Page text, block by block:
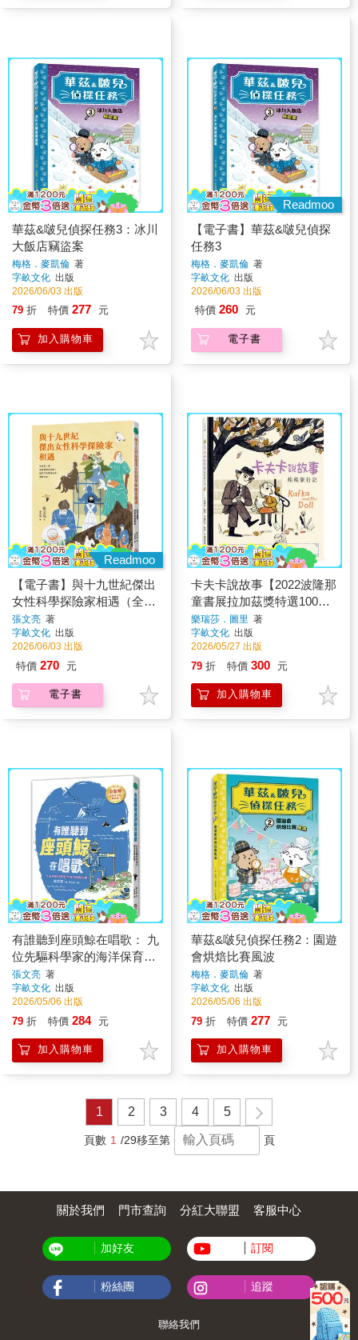
華茲&啵兒偵探任務3：冰川
大飯店竊盜案
梅格．麥凱倫 著
字畝文化 出版
2026/06/03 出版
79 折 特價 277 元
加入購物車
Readmoo
【電子書】華茲&啵兒偵探
任務3
梅格．麥凱倫 著
字畝文化 出版
2026/06/03 出版
特價 260 元
電子書
Readmoo
【電子書】與十九世紀傑出
女性科學探險家相遇（全新
書封版）
張文亮 著
字畝文化 出版
2026/06/03 出版
特價 270 元
電子書
卡夫卡說故事【2022波隆那
童書展拉加茲獎特選100好
書】（二版）（贈插畫小
卡）
樂瑞莎．圖里 著
字畝文化 出版
2026/05/27 出版
79 折 特價 300 元
加入購物車
有誰聽到座頭鯨在唱歌： 九
位先驅科學家的海洋保育故
事 【張文亮金鼎獎作品】
（全新書封版）
張文亮 著
字畝文化 出版
2026/05/06 出版
79 折 特價 284 元
加入購物車
華茲&啵兒偵探任務2：園遊
會烘焙比賽風波
梅格．麥凱倫 著
字畝文化 出版
2026/05/06 出版
79 折 特價 277 元
加入購物車
1 2 3 4 5
頁數 1 /29移至第 頁
關於我們 門市查詢 分紅大聯盟 客服中心
加好友 訂閱
粉絲團 追蹤
聯絡我們